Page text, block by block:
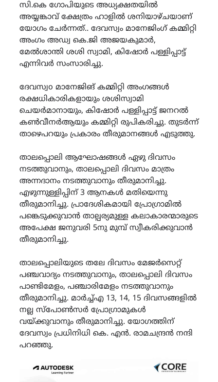
സി.കെ ഗോപിയുടെ അധ്യക്ഷതയിൽ
അയ്യങ്കാവ് ക്ഷേത്രം ഹാളിൽ ശനിയാഴ്ചയാണ്
യോഗം ചേർന്നത്.. ദേവസ്വം മാനേജിംഗ് കമ്മിറ്റി
അംഗം അഡ്വ കെ.ജി അജയകുമാർ,
മേൽശാന്തി ശശി സ്വാമി, കിഷോർ പള്ളിപ്പാട്ട്
എന്നിവർ സംസാരിച്ചു.
ദേവസ്വo മാനേജിങ് കമ്മിറ്റി അംഗങ്ങൾ
രക്ഷധികാരികളായും ശശിസ്വാമി
ചെയർമാനായും, കിഷോർ പള്ളിപ്പാട്ട് ജനറൽ
കൺവീനർആയും കമ്മിറ്റി രുപികരിച്ചു. തുടർന്ന്
താഴെപറയും പ്രകാരം തീരുമാനങ്ങൾ എടുത്തു.
താലപ്പൊലി ആഘോഷങ്ങൾ ഏഴു ദിവസം
നടത്തുവാനും, താലപ്പൊലി ദിവസം മാത്രം
അന്നദാനം നടത്തുവാനും തീരുമാനിച്ചു.
എഴുന്നുള്ളിപ്പിന് 3 ആനകൾ മതിയെന്നു
തീരുമാനിച്ചു. പ്രാദേശികമായി പ്രോഗ്രാമിൽ
പങ്കെടുക്കുവാൻ താല്പര്യമുള്ള കലാകാരന്മാരുടെ
അപേക്ഷ ജനുവരി 5നു മുമ്പ് സ്വീകരിക്കുവാൻ
തീരുമാനിച്ചു.
താലപ്പൊലിയുടെ തലേ ദിവസം മേജർസെറ്റ്
പഞ്ചവാദ്യം നടത്തുവാനും, താലപ്പൊലി ദിവസം
പാണ്ടിമേളം, പഞ്ചാരിമേളം നടത്തുവാനും
തീരുമാനിച്ചു. മാർച്ച്എ 13, 14, 15 ദിവസങ്ങളിൽ
നല്ല സ്പോൺസർ പ്രോഗ്രാമുകൾ
വയ്ക്കുവാനും തീരുമാനിച്ചു. യോഗത്തിന്
ദേവസ്വം പ്രധിനിധി കെ. എൻ. രാമചന്ദ്രൻ നന്ദി
പറഞ്ഞു.